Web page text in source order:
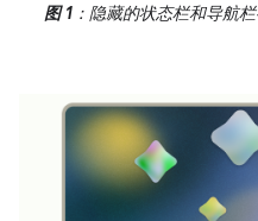
图 1 ：隐藏的状态栏和导航